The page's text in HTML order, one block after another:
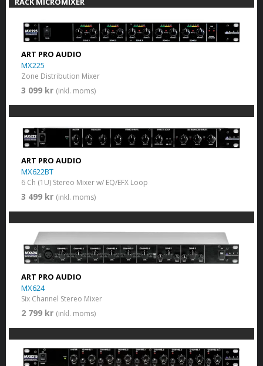
ART PRO AUDIO
MX225
Zone Distribution Mixer
3 099 kr (inkl. moms)
ART PRO AUDIO
MX622BT
6 Ch (1U) Stereo Mixer w/ EQ/EFX Loop
3 499 kr (inkl. moms)
ART PRO AUDIO
MX624
Six Channel Stereo Mixer
2 799 kr (inkl. moms)